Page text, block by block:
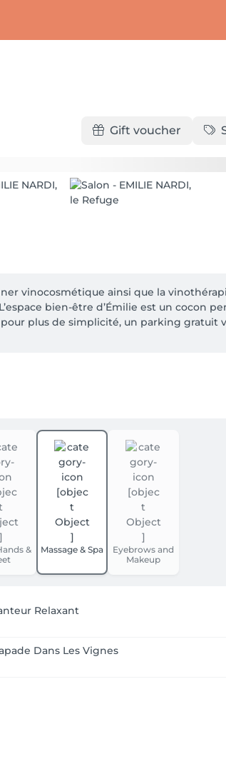
Gift voucher
vinocosmétique ainsi que la
bien-être d’Émilie est un cocon
plus de simplicité, un parking gratuit
&
Massage & Spa
Eyebrows and
Makeup
Relaxant
Dans Les Vignes